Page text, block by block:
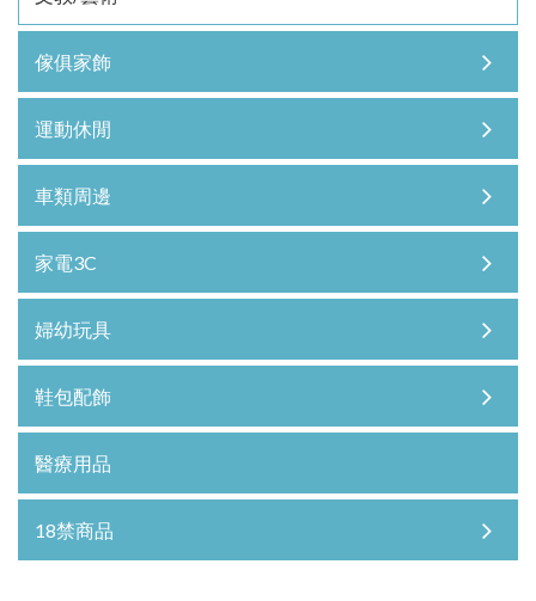
傢俱家飾
運動休閒
車類周邊
家電3C
婦幼玩具
鞋包配飾
醫療用品
18禁商品